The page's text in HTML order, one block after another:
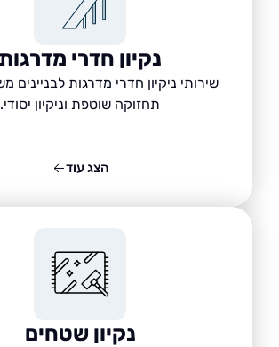
נקיון חדרי מדרגות
שירותי ניקיון חדרי מדרגות לבניינים משותפים
תחזוקה שוטפת וניקיון יסודי.
נקיון שטחים